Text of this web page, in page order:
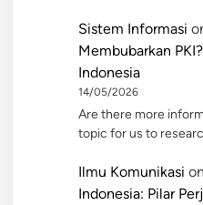
Sistem Informasi
Membubarkan
Indonesia
14/05/2026
Are there more
topic for us to
Ilmu Komunikasi on
Indonesia: Pilar